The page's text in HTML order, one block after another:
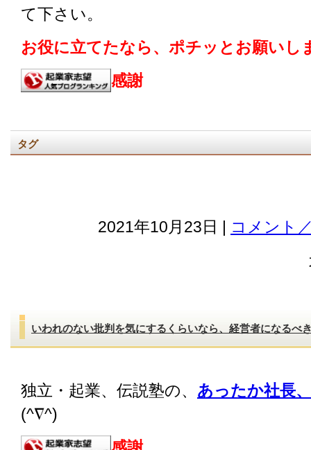
て下さい。
お役に立てたなら、ポチッとお願いし
感謝
タグ
2021年10月23日 | コメント
いわれのない批判を気にするくらいなら、経営者になるべ
独立・起業、伝説塾の、 あったか社長
(^∇^)